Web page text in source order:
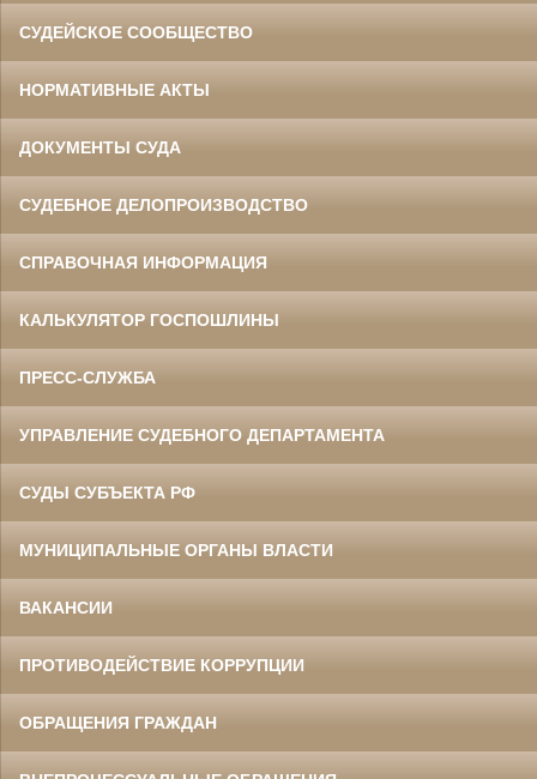
СУДЕЙСКОЕ СООБЩЕСТВО
НОРМАТИВНЫЕ АКТЫ
ДОКУМЕНТЫ СУДА
СУДЕБНОЕ ДЕЛОПРОИЗВОДСТВО
СПРАВОЧНАЯ ИНФОРМАЦИЯ
КАЛЬКУЛЯТОР ГОСПОШЛИНЫ
ПРЕСС-СЛУЖБА
УПРАВЛЕНИЕ СУДЕБНОГО ДЕПАРТАМЕНТА
СУДЫ СУБЪЕКТА РФ
МУНИЦИПАЛЬНЫЕ ОРГАНЫ ВЛАСТИ
ВАКАНСИИ
ПРОТИВОДЕЙСТВИЕ КОРРУПЦИИ
ОБРАЩЕНИЯ ГРАЖДАН